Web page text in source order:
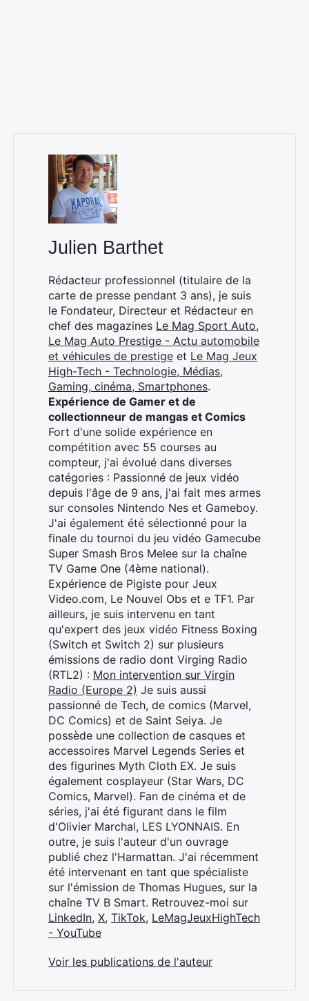
Julien Barthet
Rédacteur professionnel (titulaire de la
carte de presse pendant 3 ans), je suis
le Fondateur, Directeur et Rédacteur en
chef des magazines Le Mag Sport Auto,
Le Mag Auto Prestige - Actu automobile
et véhicules de prestige et Le Mag Jeux
High-Tech - Technologie, Médias,
Gaming, cinéma, Smartphones.
Expérience de Gamer et de
collectionneur de mangas et Comics
Fort d'une solide expérience en
compétition avec 55 courses au
compteur, j'ai évolué dans diverses
catégories : Passionné de jeux vidéo
depuis l'âge de 9 ans, j'ai fait mes armes
sur consoles Nintendo Nes et Gameboy.
J'ai également été sélectionné pour la
finale du tournoi du jeu vidéo Gamecube
Super Smash Bros Melee sur la chaîne
TV Game One (4ème national).
Expérience de Pigiste pour Jeux
Video.com, Le Nouvel Obs et e TF1. Par
ailleurs, je suis intervenu en tant
qu'expert des jeux vidéo Fitness Boxing
(Switch et Switch 2) sur plusieurs
émissions de radio dont Virging Radio
(RTL2) : Mon intervention sur Virgin
Radio (Europe 2) Je suis aussi
passionné de Tech, de comics (Marvel,
DC Comics) et de Saint Seiya. Je
possède une collection de casques et
accessoires Marvel Legends Series et
des figurines Myth Cloth EX. Je suis
également cosplayeur (Star Wars, DC
Comics, Marvel). Fan de cinéma et de
séries, j'ai été figurant dans le film
d'Olivier Marchal, LES LYONNAIS. En
outre, je suis l'auteur d'un ouvrage
publié chez l'Harmattan. J'ai récemment
été intervenant en tant que spécialiste
sur l'émission de Thomas Hugues, sur la
chaîne TV B Smart. Retrouvez-moi sur
LinkedIn, X, TikTok, LeMagJeuxHighTech
- YouTube
Voir les publications de l'auteur